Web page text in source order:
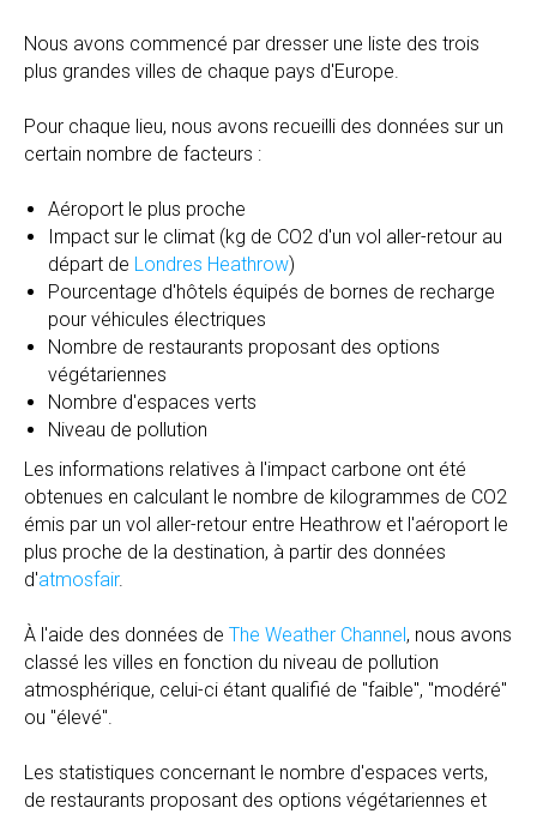
Nous avons commencé par dresser une liste des trois
plus grandes villes de chaque pays d'Europe.
Pour chaque lieu, nous avons recueilli des données sur un
certain nombre de facteurs :
Aéroport le plus proche
Impact sur le climat (kg de CO2 d'un vol aller-retour au
départ de Londres Heathrow)
Pourcentage d'hôtels équipés de bornes de recharge
pour véhicules électriques
Nombre de restaurants proposant des options
végétariennes
Nombre d'espaces verts
Niveau de pollution
Les informations relatives à l'impact carbone ont été
obtenues en calculant le nombre de kilogrammes de CO2
émis par un vol aller-retour entre Heathrow et l'aéroport le
plus proche de la destination, à partir des données
d'atmosfair.
À l'aide des données de The Weather Channel, nous avons
classé les villes en fonction du niveau de pollution
atmosphérique, celui-ci étant qualifié de "faible", "modéré"
ou "élevé".
Les statistiques concernant le nombre d'espaces verts,
de restaurants proposant des options végétariennes et